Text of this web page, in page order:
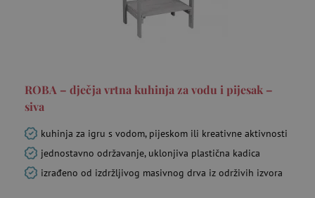
ROBA – dječja vrtna kuhinja za vodu i pijesak –
siva
kuhinja za igru s vodom, pijeskom ili kreativne aktivnosti
jednostavno održavanje, uklonjiva plastična kadica
izrađeno od izdržljivog masivnog drva iz održivih izvora